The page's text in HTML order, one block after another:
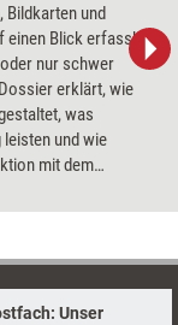
Bildkarten und
Blick erfassbar,
nur schwer
erklärt, wie
was
und wie
mit dem
Unser